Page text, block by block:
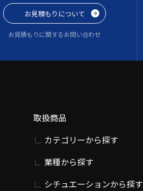
お見積もりについて
お見積もりに関するお問い合わせ
取扱商品
カテゴリーから探す
業種から探す
シチュエーションから探す